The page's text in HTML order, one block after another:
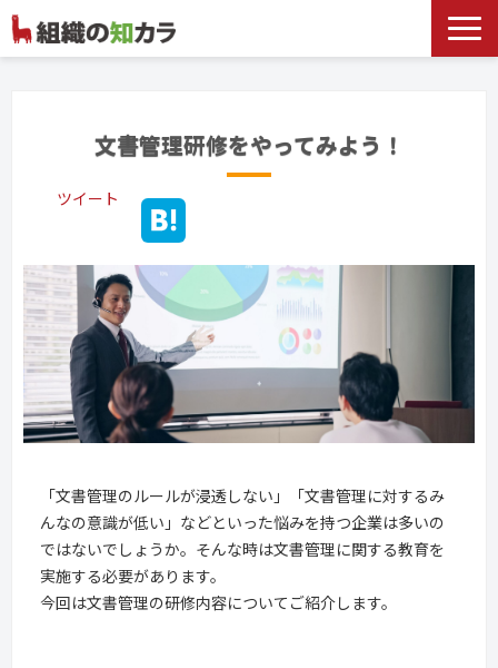
記事カテゴリ一覧
文書管理研修をやってみよう！
ツイート
「文書管理のルールが浸透しない」「文書管理に対するみ
んなの意識が低い」などといった悩みを持つ企業は多いの
ではないでしょうか。そんな時は文書管理に関する教育を
実施する必要があります。
今回は文書管理の研修内容についてご紹介します。